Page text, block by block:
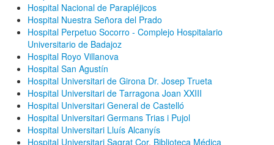
Hospital Nacional de Parapléjicos
Hospital Nuestra Señora del Prado
Hospital Perpetuo Socorro - Complejo Hospitalario
Universitario de Badajoz​
Hospital Royo Villanova
Hospital San Agustín
Hospital Universitari de Girona Dr. Josep Trueta
Hospital Universitari de Tarragona Joan XXIII
Hospital Universitari General de Castelló
Hospital Universitari Germans Trias i Pujol
Hospital Universitari Lluís Alcanyís
Hospital Universitari Sagrat Cor. Biblioteca Médica